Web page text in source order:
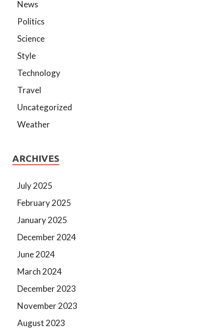
News
Politics
Science
Style
Technology
Travel
Uncategorized
Weather
ARCHIVES
July 2025
February 2025
January 2025
December 2024
June 2024
March 2024
December 2023
November 2023
August 2023